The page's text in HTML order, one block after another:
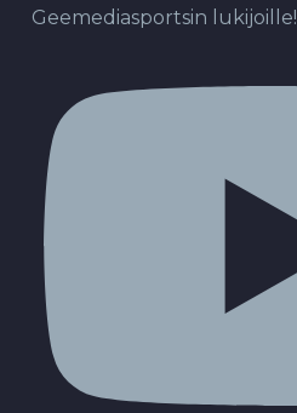
Geemediasportsin lukijoille!